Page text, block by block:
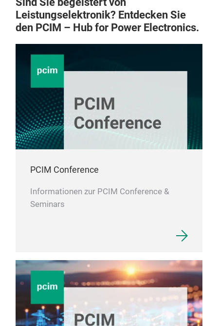
Leistungselektronik? Entdecken Sie
den PCIM – Hub for Power Electronics.
PCIM Conference
Informationen zur PCIM Conference &
Seminars